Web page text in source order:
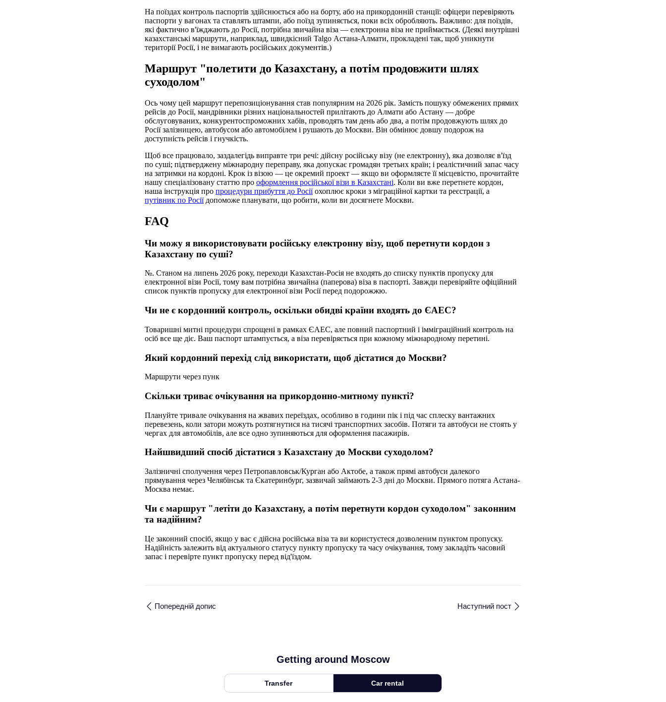
На поїздах контроль паспортів здійснюється або на борту, або на прикордонній станції: офіцери перевіряють
паспорти у вагонах та ставлять штампи, або поїзд зупиняється, поки всіх обробляють. Важливо: для поїздів,
які фактично в'їжджають до Росії, потрібна звичайна віза — електронна віза не приймається. (Деякі внутрішні
казахстанські маршрути, наприклад, швидкісний Talgo Астана-Алмати, прокладені так, щоб уникнути
території Росії, і не вимагають російських документів.)
Маршрут "полетити до Казахстану, а потім продовжити шлях
суходолом"
Ось чому цей маршрут перепозиціонування став популярним на 2026 рік. Замість пошуку обмежених прямих
рейсів до Росії, мандрівники різних національностей прилітають до Алмати або Астану — добре
обслуговуваних, конкурентоспроможних хабів, проводять там день або два, а потім продовжують шлях до
Росії залізницею, автобусом або автомобілем і рушають до Москви. Він обмінює довшу подорож на
доступність рейсів і гнучкість.
Щоб все працювало, заздалегідь виправте три речі: дійсну російську візу (не електронну), яка дозволяє в'їзд
по суші; підтверджену міжнародну переправу, яка допускає громадян третьих країн; і реалістичний запас часу
на затримки на кордоні. Крок із візою — це окремий проект — якщо ви оформляєте її місцевістю, прочитайте
нашу спеціалізовану статтю про оформлення російської візи в Казахстані. Коли ви вже перетнете кордон,
наша інструкція про процедури прибуття до Росіїохоплює кроки з міграційної картки та реєстрації, а
путівник по Росіїдопоможе планувати, що робити, коли ви досягнете Москви.
FAQ
Чи можу я використовувати російську електронну візу, щоб перетнути кордон з
Казахстану по суші?
№. Станом на липень 2026 року, переходи Казахстан-Росія не входять до списку пунктів пропуску для
електронної візи Росії, тому вам потрібна звичайна (паперова) віза в паспорті. Завжди перевіряйте офіційний
список пунктів пропуску для електронної візи Росії перед подорожжю.
Чи не є кордонний контроль, оскільки обидві країни входять до ЄАЕС?
Товаришні митні процедури спрощені в рамках ЄАЕС, але повний паспортний і імміграційний контроль на
осіб все ще діє. Ваш паспорт штампується, а віза перевіряється при кожному міжнародному перетині.
Який кордонний перехід слід використати, щоб дістатися до Москви?
Маршрути через пунк
Скільки триває очікування на прикордонно-митному пункті?
Плануйте тривале очікування на жвавих переїздах, особливо в години пік і під час сплеску вантажних
перевезень, коли затори можуть розтягнутися на тисячі транспортних засобів. Потяги та автобуси не стоять у
чергах для автомобілів, але все одно зупиняються для оформлення пасажирів.
Найшвидший спосіб дістатися з Казахстану до Москви суходолом?
Залізничні сполучення через Петропавловськ/Курган або Актобе, а також прямі автобуси далекого
прямування через Челябінськ та Єкатеринбург, зазвичай займають 2-3 дні до Москви. Прямого потяга Астана-
Москва немає.
Чи є маршрут "летіти до Казахстану, а потім перетнути кордон суходолом" законним
та надійним?
Це законний спосіб, якщо у вас є дійсна російська віза та ви користуєтеся дозволеним пунктом пропуску.
Надійність залежить від актуального статусу пункту пропуску та часу очікування, тому закладіть часовий
запас і перевірте пункт пропуску перед від'їздом.
Попередній допис Наступний пост
Getting around Moscow
Transfer Car rental